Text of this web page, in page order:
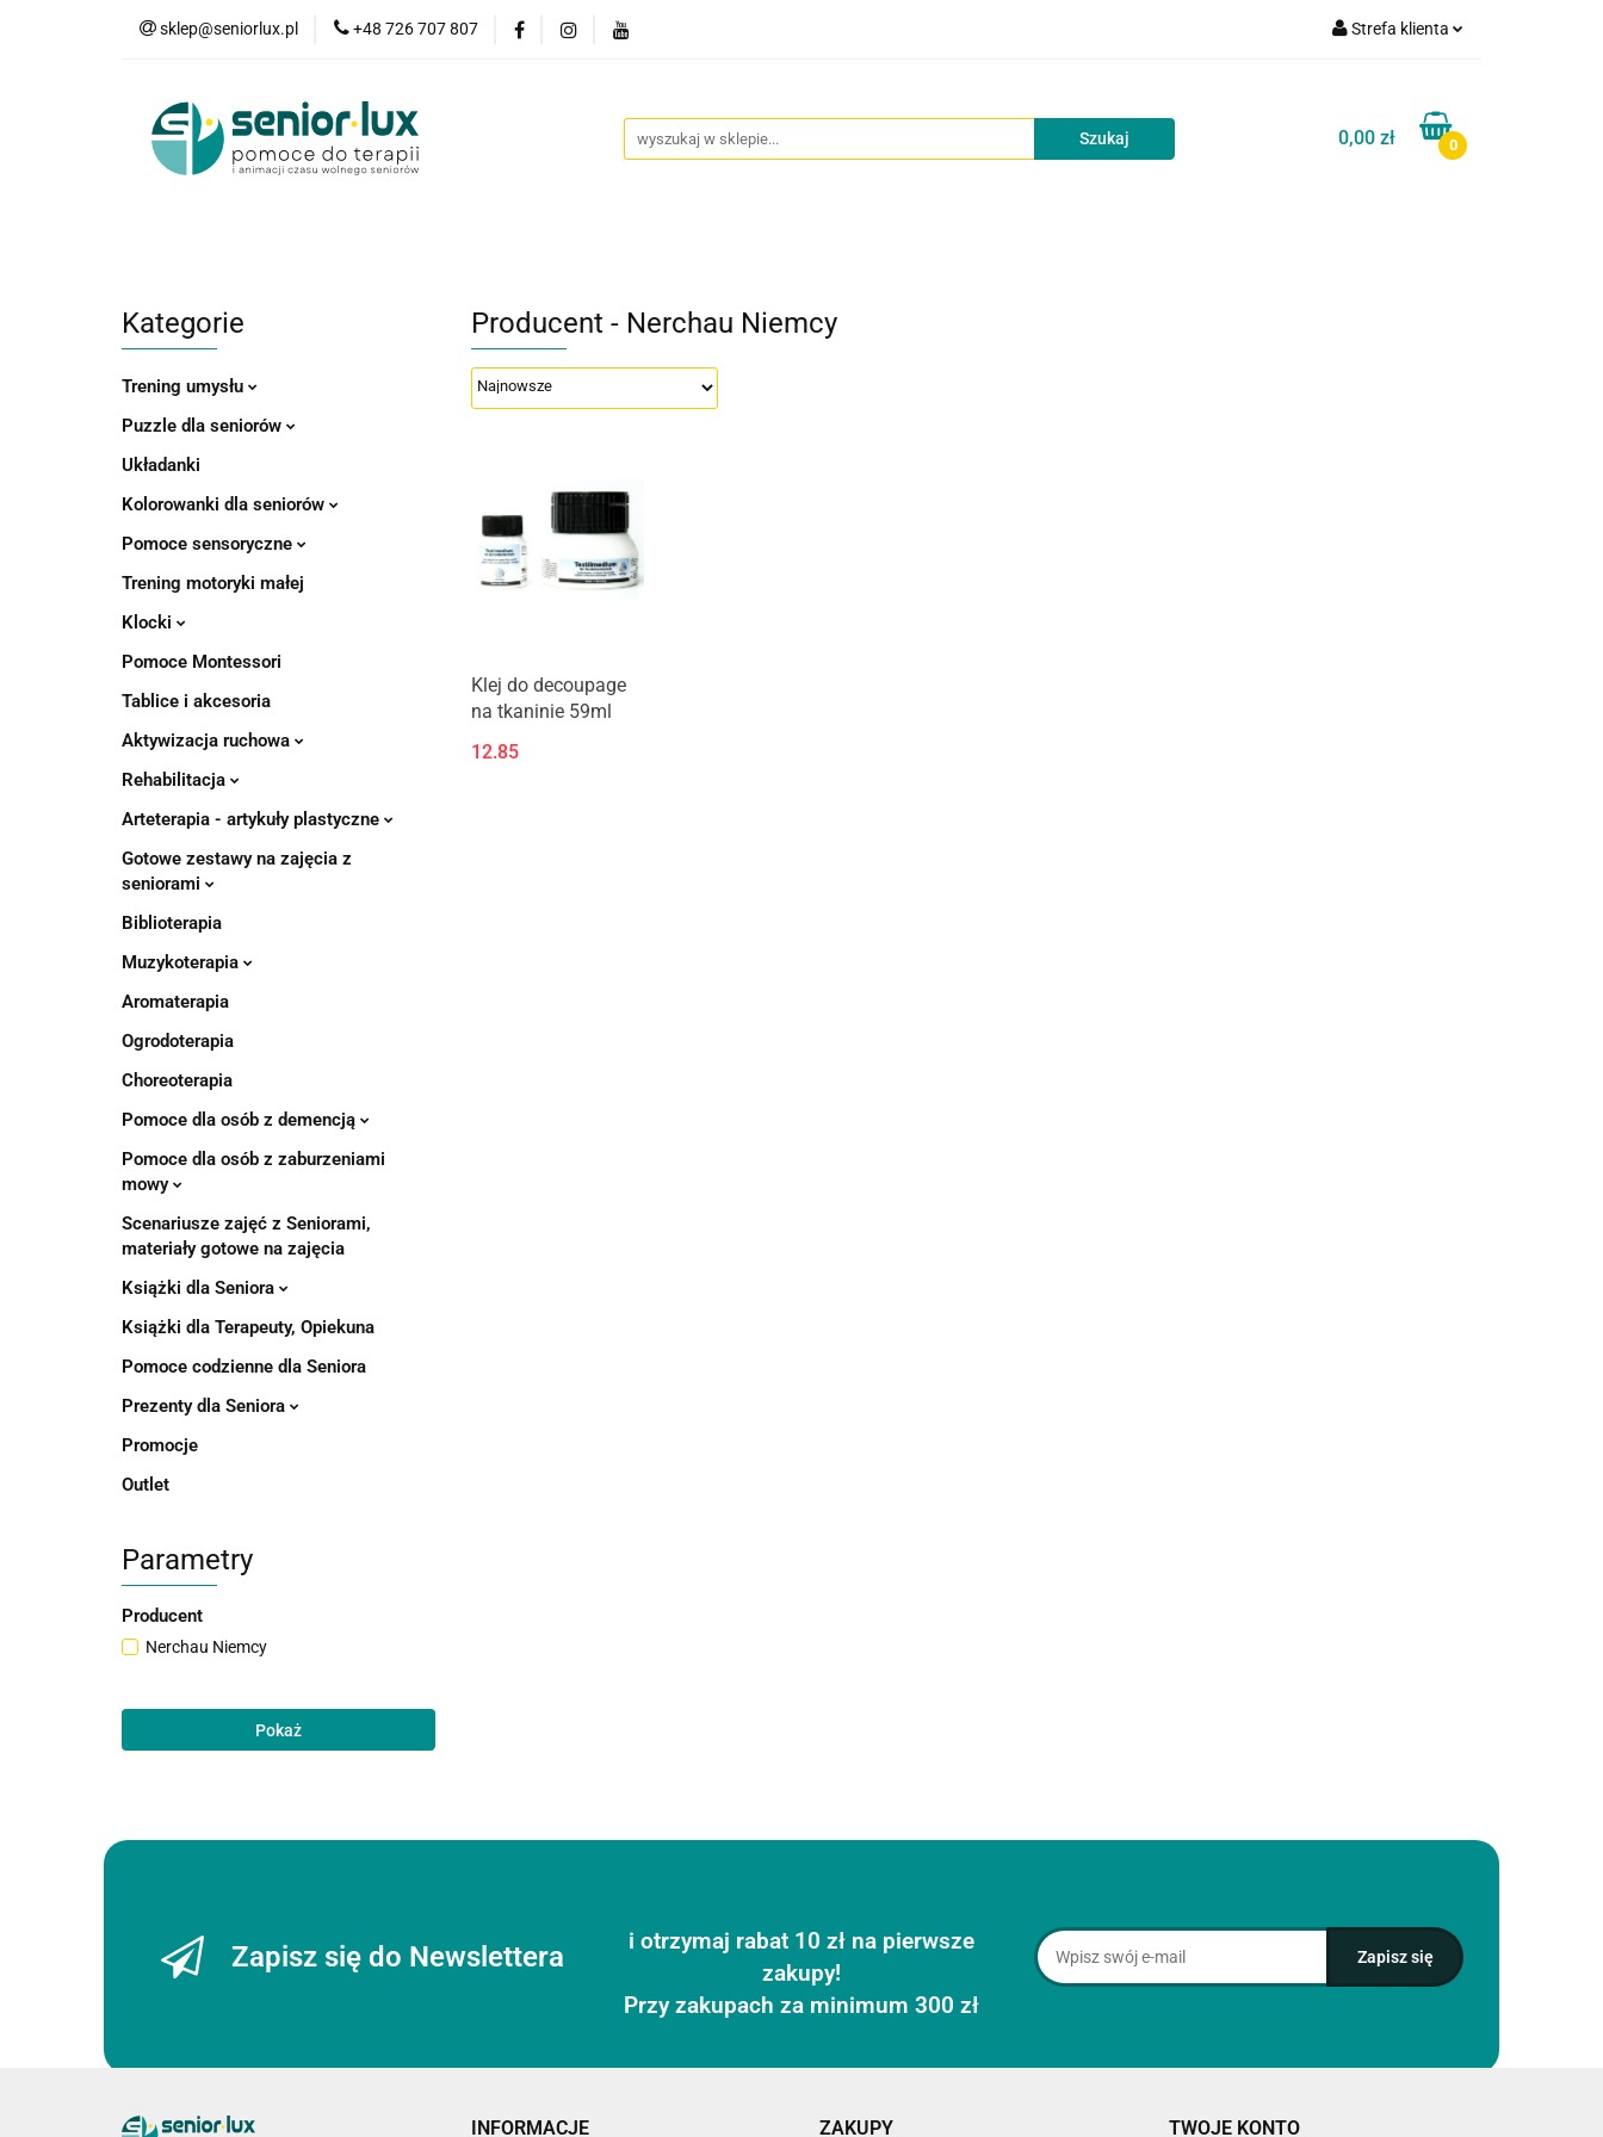
sklep@seniorlux.pl +48 726 707 807 Strefa klienta
Zarejestruj się
Dodaj zgłoszenie
0,00 zł 0
Promocje Nowości
Kategorie
Trening umysłu
Puzzle dla seniorów
Układanki
Kolorowanki dla seniorów
Pomoce sensoryczne
Trening motoryki małej
Klocki
Pomoce Montessori
Tablice i akcesoria
Aktywizacja ruchowa
Rehabilitacja
Arteterapia - artykuły plastyczne
Gotowe zestawy na zajęcia z
seniorami
Biblioterapia
Muzykoterapia
Aromaterapia
Ogrodoterapia
Choreoterapia
Pomoce dla osób z demencją
Pomoce dla osób z zaburzeniami
mowy
Scenariusze zajęć z Seniorami,
materiały gotowe na zajęcia
Książki dla Seniora
Książki dla Terapeuty, Opiekuna
Pomoce codzienne dla Seniora
Prezenty dla Seniora
Promocje
Outlet
Parametry
Producent
Nerchau Niemcy
Pokaż
Producent - Nerchau Niemcy
Klej do decoupage
na tkaninie 59ml
12.85
Zapisz się do Newslettera
i otrzymaj rabat 10 zł na pierwsze
zakupy!
Przy zakupach za minimum 300 zł
INFORMACJE ZAKUPY TWOJE KONTO